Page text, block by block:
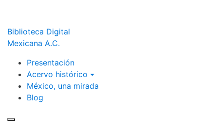
Biblioteca Digital
Mexicana A.C.
Presentación
Acervo histórico
México, una mirada
Blog